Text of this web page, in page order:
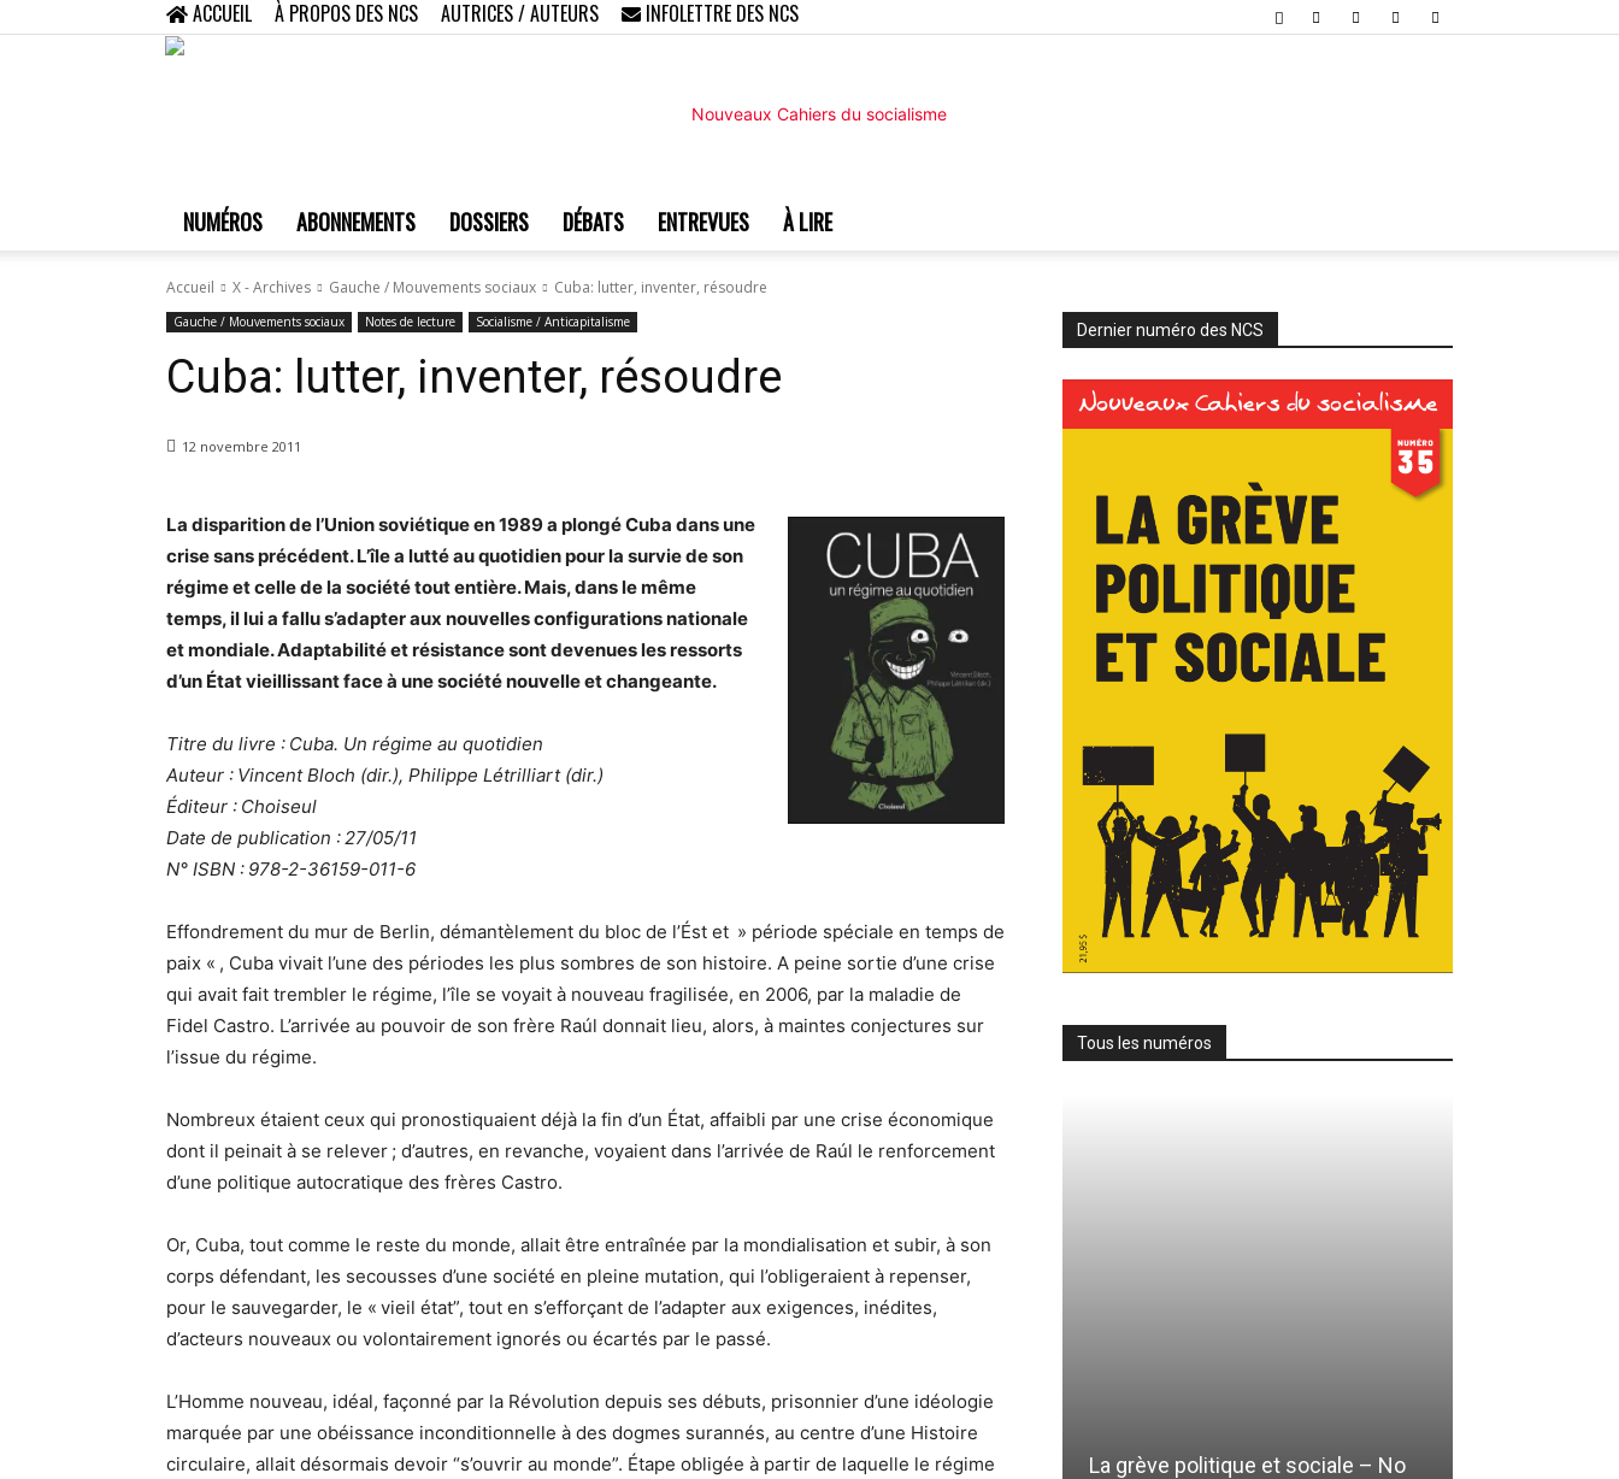
ACCUEIL À PROPOS DES NCS AUTRICES / AUTEURS INFOLETTRE DES NCS
socialisme
NUMÉROS ABONNEMENTS DOSSIERS DÉBATS ENTREVUES À LIRE
Accueil X - Archives Gauche / Mouvements sociaux Cuba: lutter, inventer, résoudre
Gauche / Mouvements sociaux Notes de lecture Socialisme / Anticapitalisme
Cuba: lutter, inventer, résoudre
12 novembre 2011
La disparition de l’Union soviétique en 1989 a plongé Cuba dans une
crise sans précédent. L’île a lutté au quotidien pour la survie de son
régime et celle de la société tout entière. Mais, dans le même
temps, il lui a fallu s’adapter aux nouvelles configurations nationale
et mondiale. Adaptabilité et résistance sont devenues les ressorts
d’un État vieillissant face à une société nouvelle et changeante.
Titre du livre : Cuba. Un régime au quotidien
Auteur : Vincent Bloch (dir.), Philippe Létrilliart (dir.)
Éditeur : Choiseul
Date de publication : 27/05/11
N° ISBN : 978-2-36159-011-6
Effondrement du mur de Berlin, démantèlement du bloc de l’Ést et » période spéciale en temps de
paix « , Cuba vivait l’une des périodes les plus sombres de son histoire. A peine sortie d’une crise
qui avait fait trembler le régime, l’île se voyait à nouveau fragilisée, en 2006, par la maladie de
Fidel Castro. L’arrivée au pouvoir de son frère Raúl donnait lieu, alors, à maintes conjectures sur
l’issue du régime.
Nombreux étaient ceux qui pronostiquaient déjà la fin d’un État, affaibli par une crise économique
dont il peinait à se relever ; d’autres, en revanche, voyaient dans l’arrivée de Raúl le renforcement
d’une politique autocratique des frères Castro.
Or, Cuba, tout comme le reste du monde, allait être entraînée par la mondialisation et subir, à son
corps défendant, les secousses d’une société en pleine mutation, qui l’obligeraient à repenser,
pour le sauvegarder, le « vieil état”, tout en s’efforçant de l’adapter aux exigences, inédites,
d’acteurs nouveaux ou volontairement ignorés ou écartés par le passé.
L’Homme nouveau, idéal, façonné par la Révolution depuis ses débuts, prisonnier d’une idéologie
marquée par une obéissance inconditionnelle à des dogmes surannés, au centre d’une Histoire
circulaire, allait désormais devoir “s’ouvrir au monde”. Étape obligée à partir de laquelle le régime
Dernier numéro des NCS
Tous les numéros
La grève politique et sociale – No